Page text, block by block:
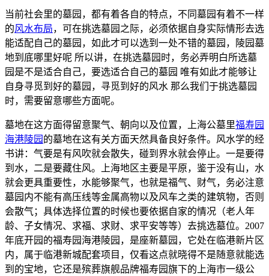
当前社会里的墓园，都有着各自的特点，不同墓园有着不一样
的风水布局，可在挑选墓园之际，必须依据自身实际情形去选
能适配自己的墓园，如此才可以选到一处不错的墓园，陵园墓
地到底哪里好呢 所以讲，在挑选墓园时，务必弄明白所选墓
园是不是适合自己，要选适合自己的墓园 唯有如此才能够让
自身寻觅到好的墓园，寻觅到好的风水 那么我们于挑选墓园
时，需要留意哪些方面呢。
墓地在这方面得留意聚气、朝向以及位置，上海公墓里福寿园
海港陵园 的墓地在这有关方面天然具备良好条件。风水学的经
书讲：气要是有风吹就会散失，碰到界水就会停止。一是要得
到水，二是要藏住风。上海地区主要是平原，鉴于没有山，水
就会更具重要性，水能够聚气，也就是福气、财气，务必注意
墓园内不能有高压线等金属高物以及风车之类的建筑物，否则
会散气；具体选择位置的时候也要依据自家的情况（老人年
龄、子女情况、求福、求财、求平安等等）去挑选墓位。2007
年底开园的福寿园海港陵园，是座新墓园，它处在临港新片区
内，属于临港新城配套项目，仅看这点就晓得不是随意就能选
到的宝地，它还是殡葬旗舰品牌福寿园旗下的上海市一级公